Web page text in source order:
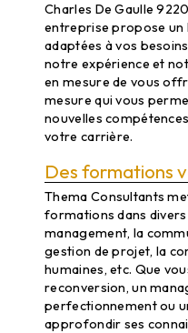
Charles De Gaulle
entreprise propose un
adaptées à vos
notre expérience et
en mesure de vous
mesure qui vous
nouvelles
votre carrière.
Des formations
Thema Consultants
formations dans
management, la
gestion de projet, la
humaines, etc. Que
reconversion, un
perfectionnement ou
approfondir ses